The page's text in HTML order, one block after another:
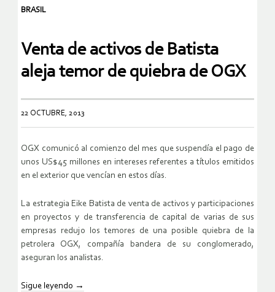
BRASIL
Venta de activos de Batista
aleja temor de quiebra de OGX
22 OCTUBRE, 2013
OGX comunicó al comienzo del mes que suspendía el pago de
unos US$45 millones en intereses referentes a títulos emitidos
en el exterior que vencían en estos días.
La estrategia Eike Batista de venta de activos y participaciones
en proyectos y de transferencia de capital de varias de sus
empresas redujo los temores de una posible quiebra de la
petrolera OGX, compañía bandera de su conglomerado,
aseguran los analistas.
Sigue leyendo →